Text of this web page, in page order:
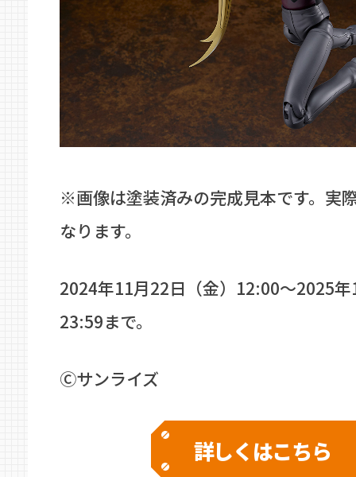
※画像は塗装済みの完成見本です。実
なります。
2024年11月22日（金）12:00～2025
23:59まで。
Ⓒサンライズ
詳しくはこちら